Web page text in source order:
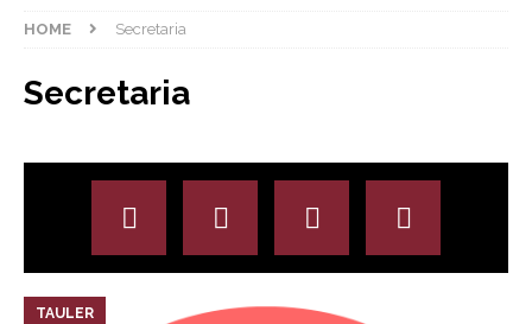
HOME Secretaria
Secretaria
TAULER